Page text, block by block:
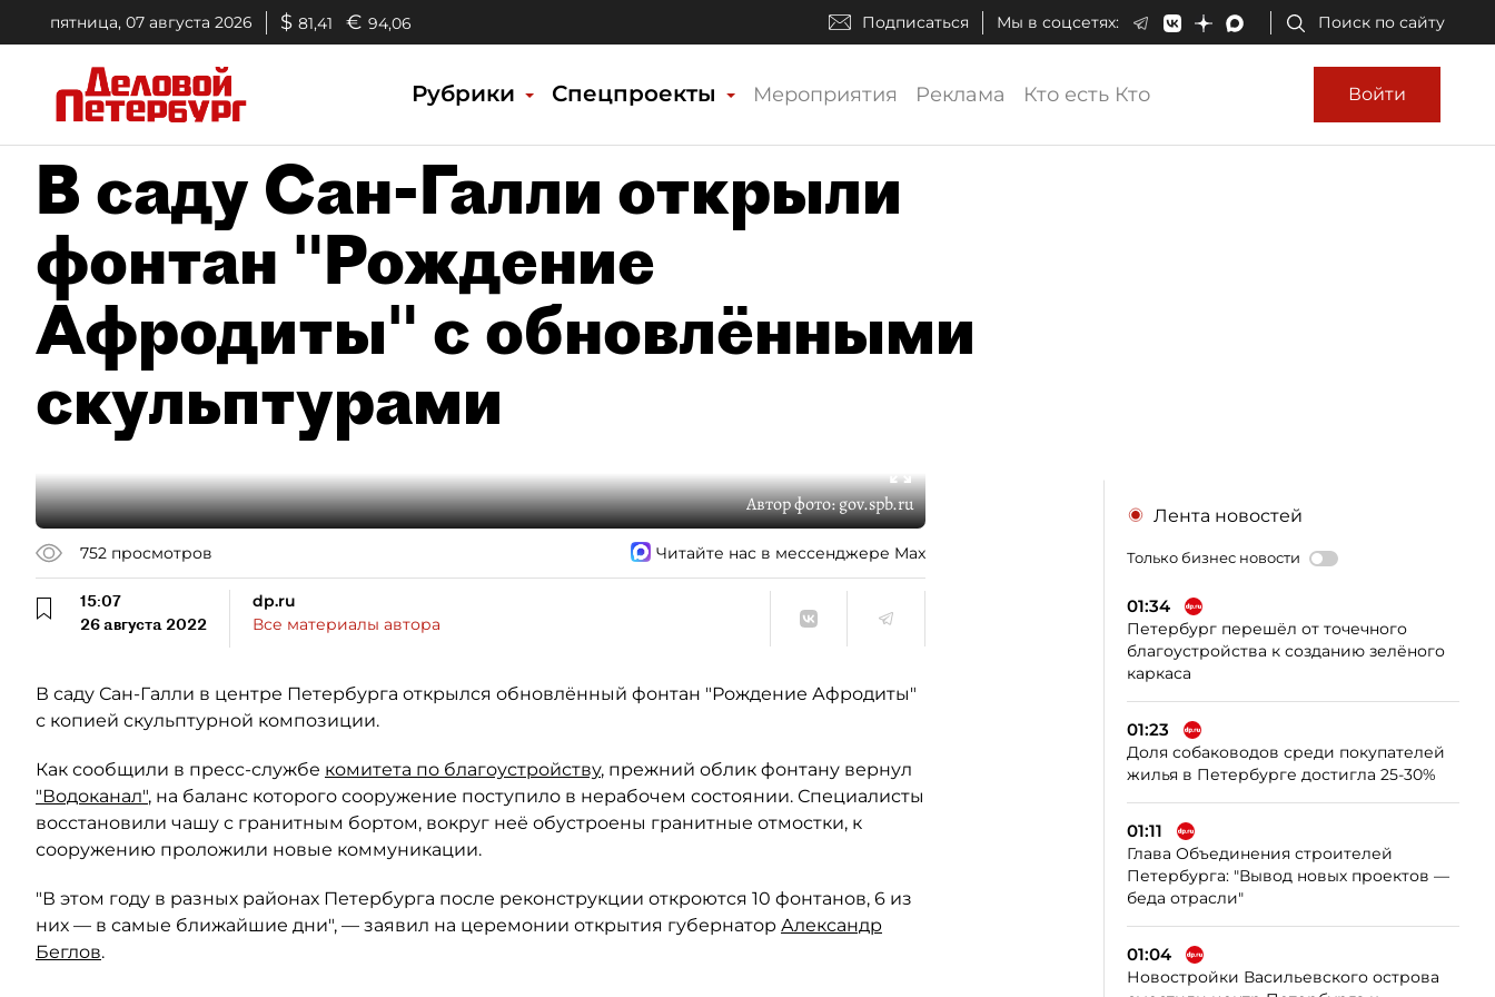
пятница, 07 августа 2026 $ 81,41 € 94,06 Подписаться Мы в соцсетях: Поиск по сайту
Рубрики Спецпроекты Мероприятия Реклама Кто есть Кто Войти
В саду Сан-Галли открыли
фонтан "Рождение
Афродиты" с обновлёнными
скульптурами
Автор фото:gov.spb.ru
752 просмотров Читайте нас в мессенджере Max
15:07
26 августа 2022
dp.ru
Все материалы автора
В саду Сан-Галли в центре Петербурга открылся обновлённый фонтан "Рождение Афродиты"
с копией скульптурной композиции.
Как сообщили в пресс-службе комитета по благоустройству, прежний облик фонтану вернул
"Водоканал", на баланс которого сооружение поступило в нерабочем состоянии. Специалисты
восстановили чашу с гранитным бортом, вокруг неё обустроены гранитные отмостки, к
сооружению проложили новые коммуникации.
"В этом году в разных районах Петербурга после реконструкции откроются 10 фонтанов, 6 из
них — в самые ближайшие дни", — заявил на церемонии открытия губернатор Александр
Беглов.
Лента новостей
Только бизнес новости
01:34
Петербург перешёл от точечного
благоустройства к созданию зелёного
каркаса
01:23
Доля собаководов среди покупателей
жилья в Петербурге достигла 25-30%
01:11
Глава Объединения строителей
Петербурга: "Вывод новых проектов —
беда отрасли"
01:04
Новостройки Васильевского острова